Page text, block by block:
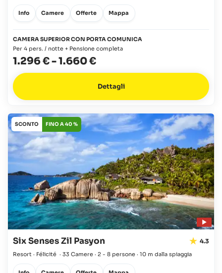
Info Camere Offerte Mappa
CAMERA SUPERIOR CON PORTA COMUNICA
Per 4 pers. / notte + Pensione completa
1.296 €-1.660 €
Dettagli
SCONTO FINO A 40 %
Six Senses Zil Pasyon 4.3
Resort · Félicité · 33 Camere · 2 - 8 persone · 10 m dalla spiaggia